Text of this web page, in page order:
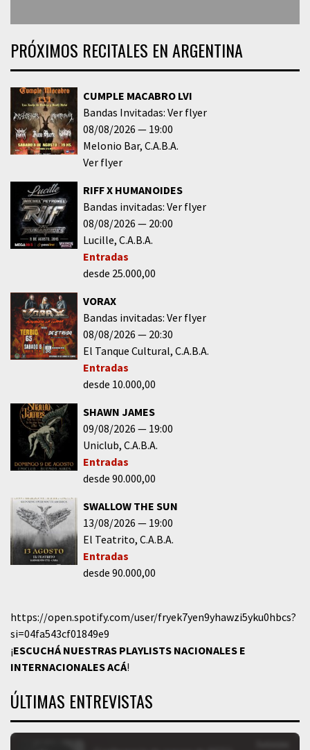
PRÓXIMOS RECITALES EN ARGENTINA
CUMPLE MACABRO LVI
Bandas Invitadas: Ver flyer
08/08/2026
19:00
Melonio Bar C.A.B.A.
Ver flyer
RIFF X HUMANOIDES
Bandas invitadas: Ver flyer
08/08/2026
20:00
Lucille C.A.B.A.
Entradas
desde 25.000,00
VORAX
Bandas invitadas: Ver flyer
08/08/2026
20:30
El Tanque Cultural C.A.B.A.
Entradas
desde 10.000,00
SHAWN JAMES
09/08/2026
19:00
Uniclub C.A.B.A.
Entradas
desde 90.000,00
SWALLOW THE SUN
13/08/2026
19:00
El Teatrito C.A.B.A.
Entradas
desde 90.000,00
https://open.spotify.com/user/fryek7yen9yhawzi5yku0hbcs?
si=04fa543cf01849e9
¡ESCUCHÁ NUESTRAS PLAYLISTS NACIONALES E
INTERNACIONALESACÁ!
ÚLTIMAS ENTREVISTAS